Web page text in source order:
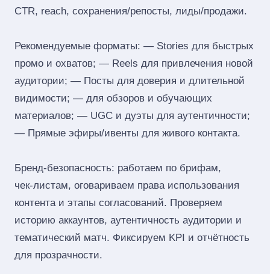
CTR, reach, сохранения/репосты, лиды/продажи.
Рекомендуемые форматы: — Stories для быстрых
промо и охватов; — Reels для привлечения новой
аудитории; — Посты для доверия и длительной
видимости; — для обзоров и обучающих
материалов; — UGC и дуэты для аутентичности;
— Прямые эфиры/ивенты для живого контакта.
Бренд‑безопасность: работаем по брифам,
чек‑листам, оговариваем права использования
контента и этапы согласований. Проверяем
историю аккаунтов, аутентичность аудитории и
тематический матч. Фиксируем KPI и отчётность
для прозрачности.